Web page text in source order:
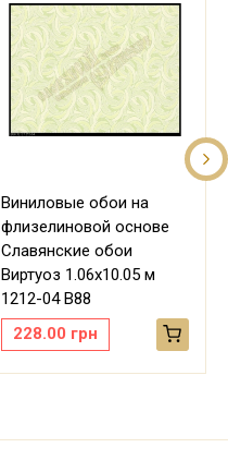
Виниловые обои на
флизелиновой основе
Славянские обои
Виртуоз 1.06х10.05 м
1212-04 В88
228.00 грн